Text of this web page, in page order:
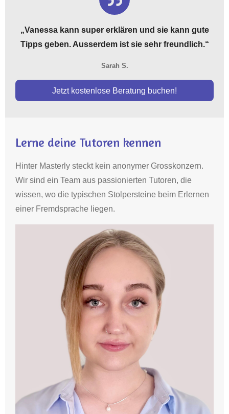
„Vanessa kann super erklären und sie kann gute
Tipps geben. Ausserdem ist sie sehr freundlich.“
Sarah S.
Jetzt kostenlose Beratung buchen!
Lerne deine Tutoren kennen
Hinter Masterly steckt kein anonymer Grosskonzern.
Wir sind ein Team aus passionierten Tutoren, die
wissen, wo die typischen Stolpersteine beim Erlernen
einer Fremdsprache liegen.